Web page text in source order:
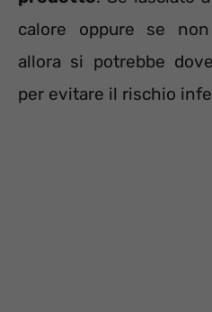
calore oppure se
allora si potrebbe
per evitare il rischio